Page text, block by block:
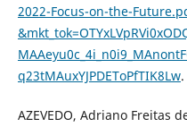
2022-Focus-on-the-
q23tMAuxYJPDEToPfTIK8Lw.
AZEVEDO, Adriano Freitas